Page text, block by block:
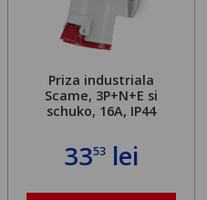
Priza industriala
Scame, 3P+N+E si
schuko, 16A, IP44
3353 lei